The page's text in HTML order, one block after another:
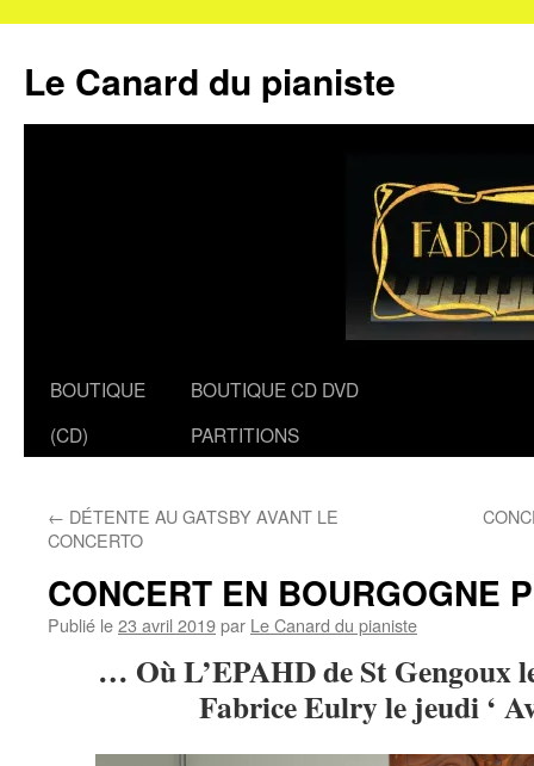
Le Canard du pianiste
Aller
BOUTIQUE
(CD)
BOUTIQUE CD DVD
PARTITIONS
← DÉTENTE AU GATSBY AVANT LE
CONCERTO
CONCERT EN BOURGOGNE
Publié le23 avril 2019par Le Canard du pianiste
… Où L’EPAHD de St Gengoux
Fabrice Eulry le jeudi ‘